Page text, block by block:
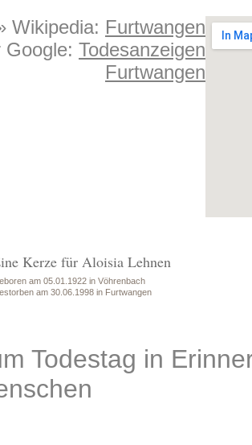
Wikipedia: Furtwangen
Google: Todesanzeigen
Furtwangen
Kerze für Aloisia Lehnen
am 05.01.1922 in Vöhrenbach
am 30.06.1998 in Furtwangen
Todestag in